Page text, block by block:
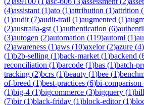
(4)assistant (1)ato (1)attribution (1)attrition (
(1)audit (7)audit-trail (1)augmented (1)
(2)australia-gst (1)authentication (6)
(3)autogen (2)automation (119)automl (1)
(2)awareness (1)aws (10)axelor(2)azure (4)
(1)b2b-selling (1)back-market (1)backend (
reconciliation (1)barcode (1)bas (1)batch-
tracking (2)bcrs (1)beauty (1)bee (1)
of-breed (1)best-practices (6)bi-comparison
(1)big-4 (1)bigcommerce (3)bigquery (1)
(7)bir(1)black-friday (1)block-editor(1)